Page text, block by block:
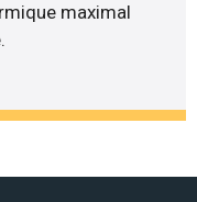
maximal